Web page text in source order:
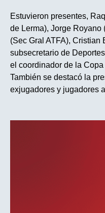
Estuvieron presentes,
de Lerma), Jorge Royano
(Sec Gral ATFA), Cristian
subsecretario de
el coordinador de la
También se destacó la
exjugadores y jugadores